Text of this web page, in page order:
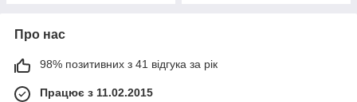
Про нас
98% позитивних з 41 відгука за рік
Працює з 11.02.2015